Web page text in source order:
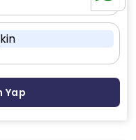
Yap